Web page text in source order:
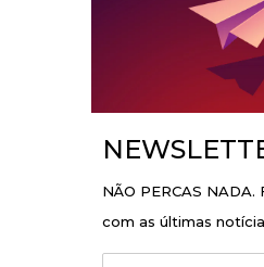
NÃO PERCAS
com as últimas